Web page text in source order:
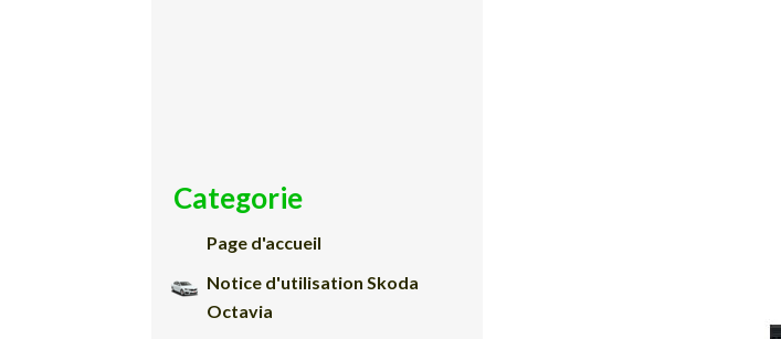
Categorie
Page d'accueil
Notice d'utilisation Skoda
Octavia